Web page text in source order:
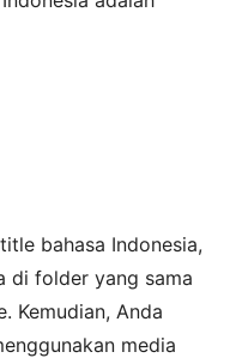
bahasa Indonesia,
di folder yang sama
Kemudian, Anda
media